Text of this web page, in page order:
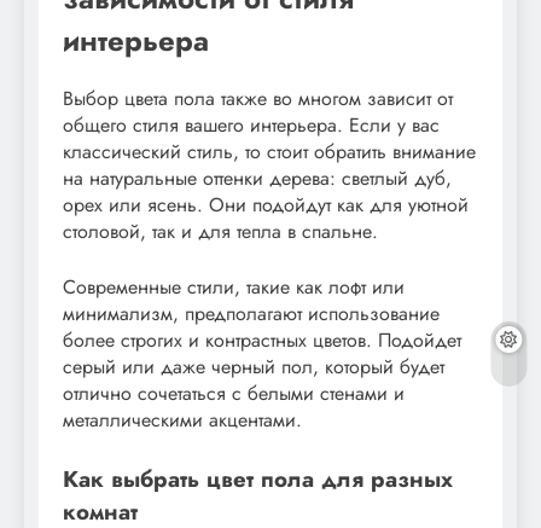
интерьера
Выбор цвета пола также во многом зависит от
общего стиля вашего интерьера. Если у вас
классический стиль, то стоит обратить внимание
на натуральные оттенки дерева: светлый дуб,
орех или ясень. Они подойдут как для уютной
столовой, так и для тепла в спальне.
Современные стили, такие как лофт или
минимализм, предполагают использование
более строгих и контрастных цветов. Подойдет
серый или даже черный пол, который будет
отлично сочетаться с белыми стенами и
металлическими акцентами.
Как выбрать цвет пола для разных
комнат